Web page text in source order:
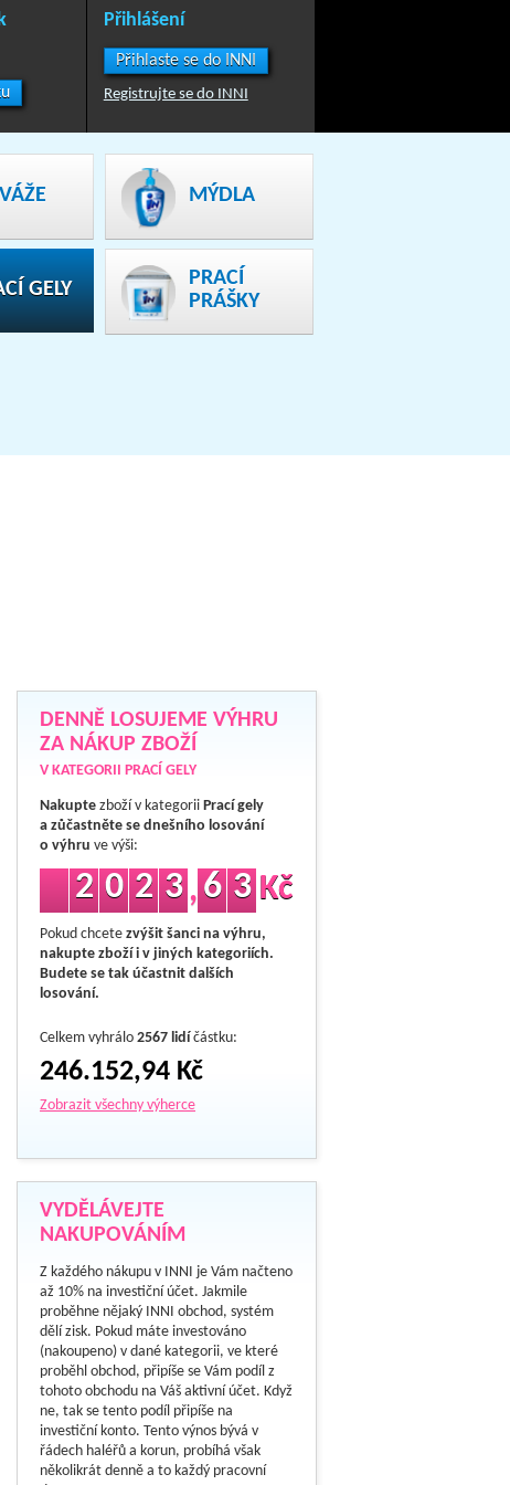
Přihlášení
Přihlaste se do INNI
Registrujte se do INNI
MÝDLA
GELY
PRACÍ
PRÁŠKY
DENNĚ LOSUJEME VÝHRU
ZA NÁKUP ZBOŽÍ
V KATEGORII PRACÍ GELY
Nakupte zboží v kategoriiPrací gely
a zůčastněte se dnešního losování
o výhru ve výši:
2 0 2 3 ,6 3 Kč
Pokud chcetezvýšit šanci na výhru,
nakupte zboží i v jiných kategoriích.
Budete se tak účastnit dalších
losování.
Celkem vyhrálo2567 lidí částku:
246.152,94 Kč
Zobrazit všechny výherce
VYDĚLÁVEJTE
NAKUPOVÁNÍM
Z každého nákupu v INNI je Vám načteno
až 10% na investiční účet. Jakmile
proběhne nějaký INNI obchod, systém
dělí zisk. Pokud máte investováno
(nakoupeno) v dané kategorii, ve které
proběhl obchod, připíše se Vám podíl z
tohoto obchodu na Váš aktivní účet. Když
ne, tak se tento podíl připíše na
investiční konto. Tento výnos bývá v
řádech haléřů a korun, probíhá však
několikrát denně a to každý pracovní